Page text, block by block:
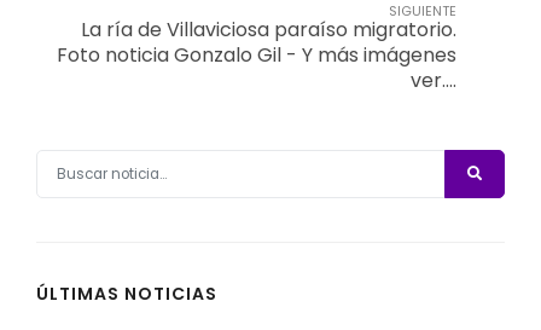
SIGUIENTE
La ría de Villaviciosa paraíso migratorio.
Foto noticia Gonzalo Gil - Y más imágenes
ver….
ÚLTIMAS NOTICIAS